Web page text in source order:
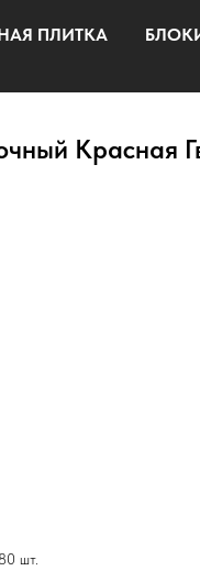
ПЛИТКА
Красная
шт.